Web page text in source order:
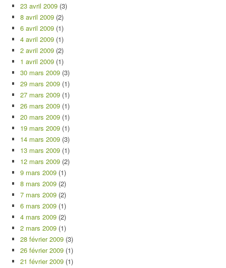
23 avril 2009 (3)
8 avril 2009 (2)
6 avril 2009 (1)
4 avril 2009 (1)
2 avril 2009 (2)
1 avril 2009 (1)
30 mars 2009 (3)
29 mars 2009 (1)
27 mars 2009 (1)
26 mars 2009 (1)
20 mars 2009 (1)
19 mars 2009 (1)
14 mars 2009 (3)
13 mars 2009 (1)
12 mars 2009 (2)
9 mars 2009 (1)
8 mars 2009 (2)
7 mars 2009 (2)
6 mars 2009 (1)
4 mars 2009 (2)
2 mars 2009 (1)
28 février 2009 (3)
26 février 2009 (1)
21 février 2009 (1)